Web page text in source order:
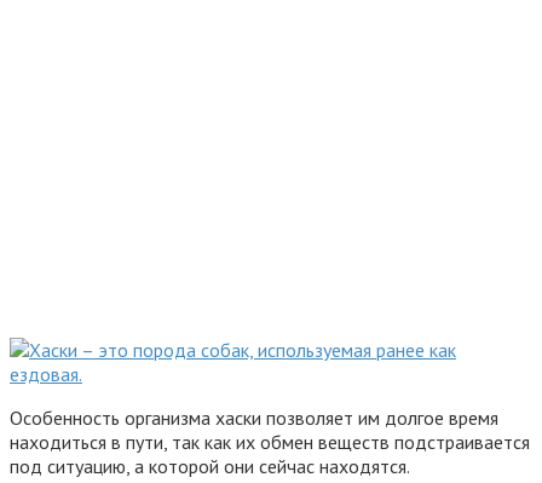
Особенность организма хаски позволяет им долгое время
находиться в пути, так как их обмен веществ подстраивается
под ситуацию, а которой они сейчас находятся.